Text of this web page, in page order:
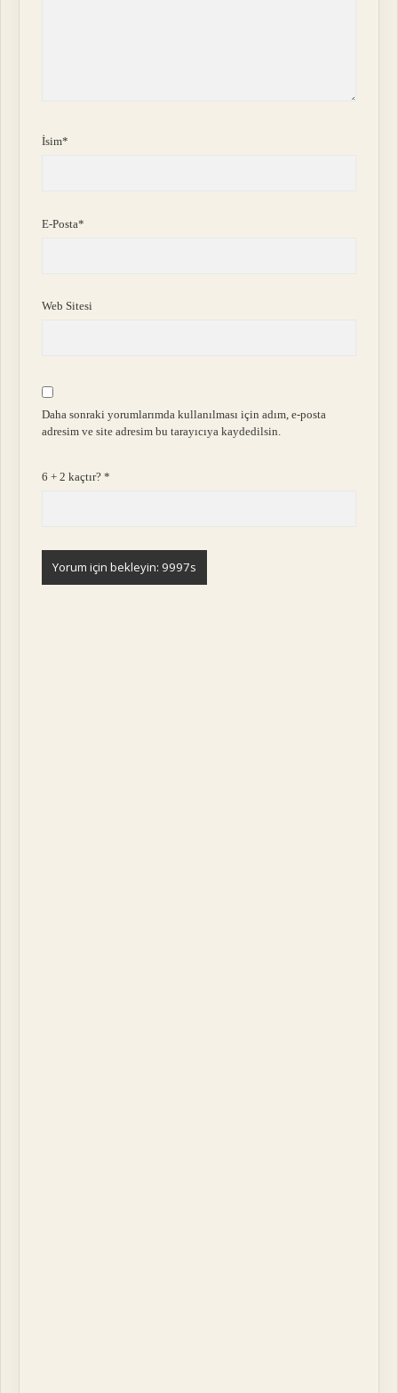
İsim*
E-Posta*
Web Sitesi
Daha sonraki yorumlarımda kullanılması için adım, e-posta
adresim ve site adresim bu tarayıcıya kaydedilsin.
6 + 2 kaçtır?*